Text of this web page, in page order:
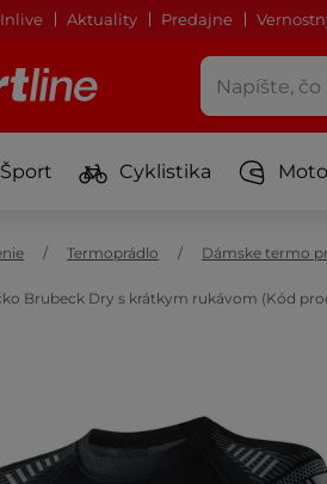
Inlive Aktuality Predajne
Šport Cyklistika Moto
Termoprádlo Dámske termo
Brubeck Dry s krátkym rukávom (Kód